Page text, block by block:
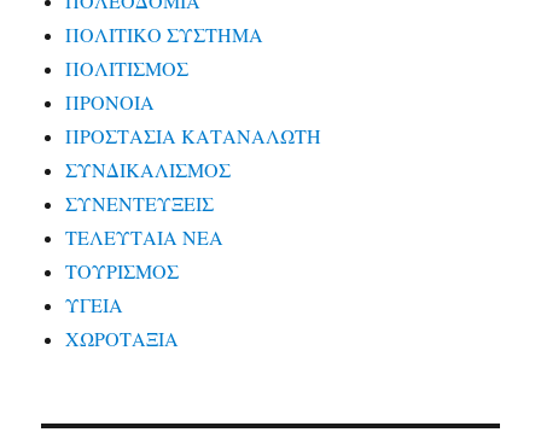
ΠΟΛΙΤΙΚΟ ΣΥΣΤΗΜΑ
ΠΟΛΙΤΙΣΜΟΣ
ΠΡΟΝΟΙΑ
ΠΡΟΣΤΑΣΙΑ ΚΑΤΑΝΑΛΩΤΗ
ΣΥΝΔΙΚΑΛΙΣΜΟΣ
ΣΥΝΕΝΤΕΥΞΕΙΣ
ΤΕΛΕΥΤΑΙΑ ΝΕΑ
ΤΟΥΡΙΣΜΟΣ
ΥΓΕΙΑ
ΧΩΡΟΤΑΞΙΑ